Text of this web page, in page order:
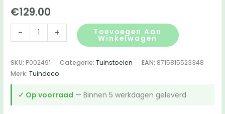
€129.00
-
Lounger
Wembley
aantal
+ Toevoegen Aan
Winkelwagen
SKU: P002491 Categorie:Tuinstoelen EAN: 8715815523348
Merk:Tuindeco
✓ Op voorraad — Binnen 5 werkdagen geleverd